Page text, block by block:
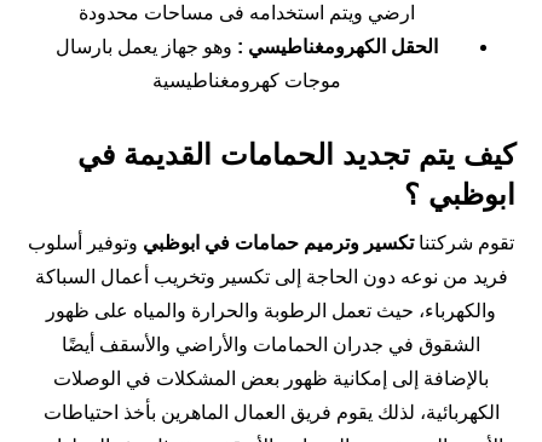
ارضي ويتم استخدامه فى مساحات محدودة
الحقل الكهرومغناطيسي : وهو جهاز يعمل بارسال
موجات كهرومغناطيسية
كيف يتم تجديد الحمامات القديمة في
ابوظبي ؟
تقوم شركتناتكسير وترميم حمامات في ابوظبي وتوفير أسلوب
فريد من نوعه دون الحاجة إلى تكسير وتخريب أعمال السباكة
والكهرباء، حيث تعمل الرطوبة والحرارة والمياه على ظهور
الشقوق في جدران الحمامات والأراضي والأسقف أيضًا
بالإضافة إلى إمكانية ظهور بعض المشكلات في الوصلات
الكهربائية، لذلك يقوم فريق العمال الماهرين بأخذ احتياطات